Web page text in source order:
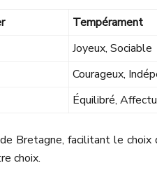
Tempérament
Joyeux, Sociable
Courageux,
Équilibré,
facilitant le choix
choix.